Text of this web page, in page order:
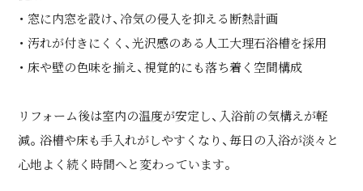
・ 窓に内窓を設け、冷気の侵入を抑える断熱計画
・ 汚れが付きにくく、光沢感のある人工大理石浴槽を採用
・ 床や壁の色味を揃え、視覚的にも落ち着く空間構成
リフォーム後は室内の温度が安定し、入浴前の気構えが軽
減。浴槽や床も手入れがしやすくなり、毎日の入浴が淡々と
心地よく続く時間へと変わっています。